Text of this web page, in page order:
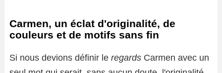
Carmen, un éclat d'originalité, de
couleurs et de motifs sans fin
Si nous devions définir le regards Carmen avec un